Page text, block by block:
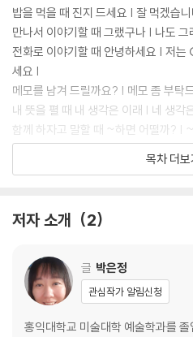
도 합니다.
‘말 한마디에 천 냥 빚을 갚는다.’라는
식으로 말을 하느냐에 따라 상황이 완
운 문제가 쉽게 풀리기도 하고, 반대로
기도 하지요. 어렸을 때부터 바른 언어
로 살아가며 다양한 문제를 슬기롭게
이 되어 줄 것입니다. 하버드 대학의
복하게 만드는 핵심 요인은 ‘좋은 관계’
는 현명하고 사려 깊은 대화로 세상과
밥을 먹을 때 진지 드세요 | 잘 먹겠습
만나서 이야기할 때 그랬구나 | 나도
전화로 이야기할 때 안녕하세요 | 저
세요 |
메모를 남겨 드릴까요? | 메모 좀 부탁
내 뜻을 펼 때 내 생각은 이래 | 네 생각
함께 하자고 말할 때 ~하면 어떨까? |
부탁을 하거나 들어줄 때 실례합니다
거절하고 싶을 때 아니야·아니요 | 안
사과하거나 용서할 때 미안해 | ~를 잘
목차 더보
저자 소개 2
글 박은정
관심작가 알림신청
홍익대학교 미술대학 예술학과를